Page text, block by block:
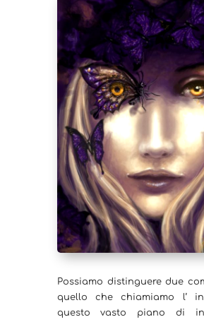
Possiamo distinguere due
quello che chiamiamo l’
questo vasto piano di